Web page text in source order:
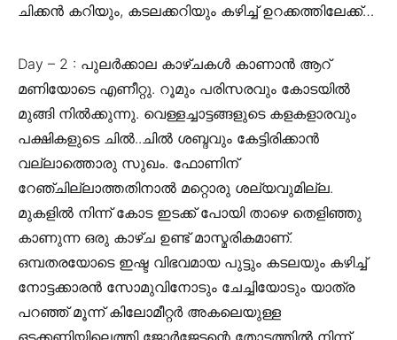
ചിക്കൻ കറിയും, കടലക്കറിയും കഴിച്ച് ഉറക്കത്തിലേക്ക്…
Day – 2 : പുലർക്കാല കാഴ്ചകൾ കാണാൻ ആറ്
മണിയോടെ എണീറ്റു. റൂമും പരിസരവും കോടയിൽ
മുങ്ങി നിൽക്കുന്നു. വെള്ളച്ചാട്ടങ്ങളുടെ കളകളാരവും
പക്ഷികളുടെ ചിൽ..ചിൽ ശബ്ദവും കേട്ടിരിക്കാൻ
വല്ലാത്തൊരു സുഖം. ഫോണിന്
റേഞ്ചില്ലാത്തതിനാൽ മറ്റൊരു ശല്യവുമില്ല.
മുകളില്‍ നിന്ന് കോട ഇടക്ക് പോയി താഴെ തെളിഞ്ഞു
കാണുന്ന ഒരു കാഴ്ച ഉണ്ട് മാസ്മരികമാണ്.
ഒമ്പതരയോടെ ഇഷ്ട വിഭവമായ പുട്ടും കടലയും കഴിച്ച്
നോട്ടക്കാരൻ സോമുവിനോടും ചേച്ചിയോടും യാത്ര
പറഞ്ഞ് മൂന്ന് കിലോമീറ്റർ അകലെയുള്ള
ഒടക്കണ്ണിയിലെത്തി ജോർജേട്ടന്റെ തോട്ടത്തിൽ നിന്ന്